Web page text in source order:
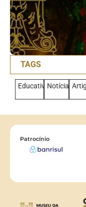
TAGS
EducativoNotícias
Patrocínio